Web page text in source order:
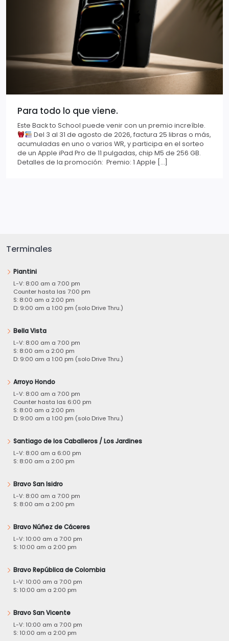
Para todo lo que viene.
Este Back to School puede venir con un premio increíble.
Del 3 al 31 de agosto de 2026, factura 25 libras o más,
acumuladas en uno o varios WR, y participa en el sorteo
de un Apple iPad Pro de 11 pulgadas, chip M5 de 256 GB.
Detalles de la promoción: Premio: 1 Apple […]
Terminales
Piantini
L-V: 8:00 am a 7:00 pm
Counter hasta las 7:00 pm
S: 8:00 am a 2:00 pm
D: 9:00 am a 1:00 pm (solo Drive Thru.)
Bella Vista
L-V: 8:00 am a 7:00 pm
S: 8:00 am a 2:00 pm
D: 9:00 am a 1:00 pm (solo Drive Thru.)
Arroyo Hondo
L-V: 8:00 am a 7:00 pm
Counter hasta las 6:00 pm
S: 8:00 am a 2:00 pm
D: 9:00 am a 1:00 pm (solo Drive Thru.)
Santiago de los Caballeros / Los Jardines
L-V: 8:00 am a 6:00 pm
S: 8:00 am a 2:00 pm
Bravo San Isidro
L-V: 8:00 am a 7:00 pm
S: 8:00 am a 2:00 pm
Bravo Núñez de Cáceres
L-V: 10:00 am a 7:00 pm
S: 10:00 am a 2:00 pm
Bravo República de Colombia
L-V: 10:00 am a 7:00 pm
S: 10:00 am a 2:00 pm
Bravo San Vicente
L-V: 10:00 am a 7:00 pm
S: 10:00 am a 2:00 pm